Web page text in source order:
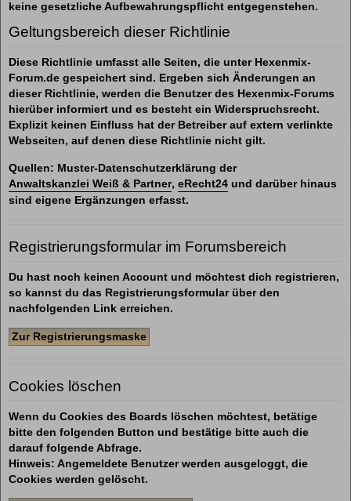
keine gesetzliche Aufbewahrungspflicht entgegenstehen.
Geltungsbereich dieser Richtlinie
Diese Richtlinie umfasst alle Seiten, die unter Hexenmix-
Forum.de gespeichert sind. Ergeben sich Änderungen an
dieser Richtlinie, werden die Benutzer des Hexenmix-Forums
hierüber informiert und es besteht ein Widerspruchsrecht.
Explizit keinen Einfluss hat der Betreiber auf extern verlinkte
Webseiten, auf denen diese Richtlinie nicht gilt.
Quellen: Muster-Datenschutzerklärung der
Anwaltskanzlei Weiß & Partner, eRecht24 und darüber hinaus
sind eigene Ergänzungen erfasst.
Registrierungsformular im Forumsbereich
Du hast noch keinen Account und möchtest dich registrieren,
so kannst du das Registrierungsformular über den
nachfolgenden Link erreichen.
Zur Registrierungsmaske
Cookies löschen
Wenn du Cookies des Boards löschen möchtest, betätige
bitte den folgenden Button und bestätige bitte auch die
darauf folgende Abfrage.
Hinweis: Angemeldete Benutzer werden ausgeloggt, die
Cookies werden gelöscht.